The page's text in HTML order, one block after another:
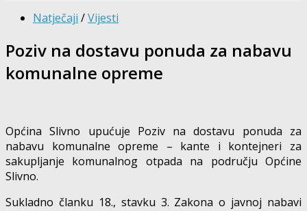
Natječaji /Vijesti
Poziv na dostavu ponuda za nabavu
komunalne opreme
Općina Slivno upućuje Poziv na dostavu ponuda za
nabavu komunalne opreme – kante i kontejneri za
sakupljanje komunalnog otpada na području Općine
Slivno.
Sukladno članku 18., stavku 3. Zakona o javnoj nabavi